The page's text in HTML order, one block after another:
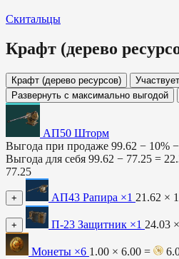
Скитальцы
Крафт (дерево
Крафт (дерево ресурсов)
Развернуть с максимально выгодой
АП50 Шторм
Выгода при продаже 99.62 − 10% −
Выгода для себя 99.62 − 77.25 =
77.25
+ АП43 Рапира ×1 21.62 ×
+ П-23 Защитник ×1 24.03
Монеты ×6 1.00 × 6.00 =